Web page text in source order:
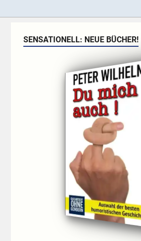
SENSATIONELL: NEUE BÜCHER!